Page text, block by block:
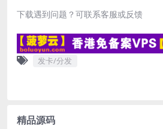
下载遇到问题？可联系客服或反馈
发卡/分发
精品源码